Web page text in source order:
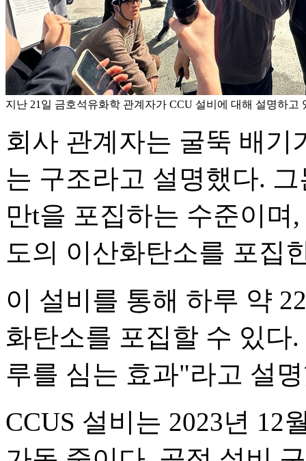
지난 21일 금호석유화학 관계자가 CCU 설비에 대해 설명하고
회사 관계자는 굴뚝 배기
는 구조라고 설명했다.
만t을 포집하는 수준이며
도의 이산화탄소를 포집
이 설비를 통해 하루 약
화탄소를 포집할 수 있다
루를 심는 효과"라고 설
CCUS 설비는 2023년 12